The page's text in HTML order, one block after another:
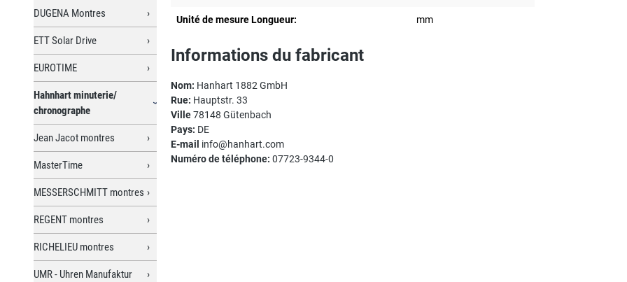
DUGENA Montres
ETT Solar Drive
EUROTIME
Hahnhart minuterie/
chronographe
Jean Jacot montres
MasterTime
MESSERSCHMITT montres
REGENT montres
RICHELIEU montres
UMR - Uhren Manufaktur
Unité de mesure Longueur: mm
Informations du fabricant
Nom: Hanhart 1882 GmbH
Rue: Hauptstr. 33
Ville78148 Gütenbach
Pays: DE
E-mail info@hanhart.com
Numéro de téléphone: 07723-9344-0